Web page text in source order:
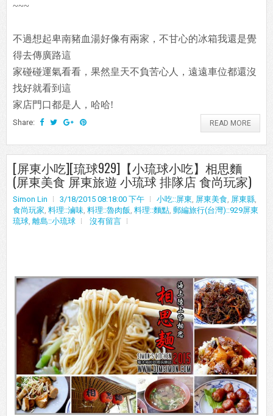
~~~
不過想起卑南豬血湯好像有兩家，不甘心的冰箱我還是覺
得去傳廣路這
家碰碰運氣看看，果然皇天不負苦心人，遠遠車位都還沒
找好就看到這
家店門口都是人，哈哈!
Share: READ MORE
[屏東小吃][琉球929]【小琉球小吃】相思麵
(屏東美食 屏東旅遊 小琉球 排隊店 食尚玩家)
Simon Lin 3/18/2015 08:18:00 下午 小吃::屏東, 屏東美食, 屏東縣,
食尚玩家, 料理::滷味, 料理::魯肉飯, 料理::麵點, 郵編旅行(台灣)::929屏東
琉球, 離島::小琉球 沒有留言